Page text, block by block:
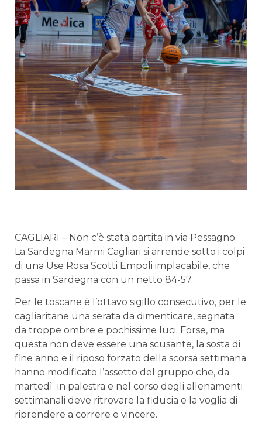
CAGLIARI – Non c’è stata partita in via Pessagno.
La Sardegna Marmi Cagliari si arrende sotto i colpi
di una Use Rosa Scotti Empoli implacabile, che
passa in Sardegna con un netto 84-57.
Per le toscane è l’ottavo sigillo consecutivo, per le
cagliaritane una serata da dimenticare, segnata
da troppe ombre e pochissime luci. Forse, ma
questa non deve essere una scusante, la sosta di
fine anno e il riposo forzato della scorsa settimana
hanno modificato l’assetto del gruppo che, da
martedì in palestra e nel corso degli allenamenti
settimanali deve ritrovare la fiducia e la voglia di
riprendere a correre e vincere.